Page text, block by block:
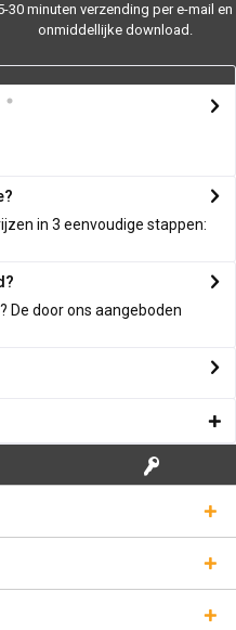
30 minuten verzending per e-mail en
onmiddellijke download.
in 3 eenvoudige stappen:
De door ons aangeboden
LICENTIESLEUTELS